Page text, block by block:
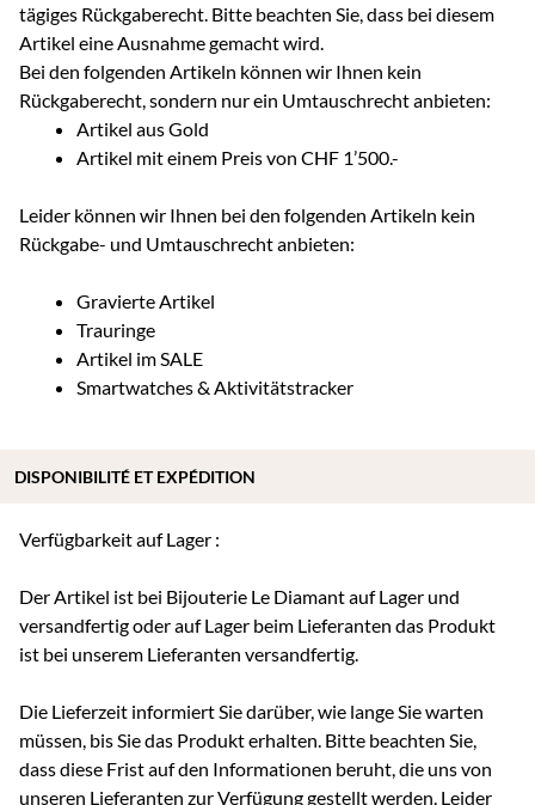
tägiges Rückgaberecht. Bitte beachten Sie, dass bei diesem
Artikel eine Ausnahme gemacht wird.
Bei den folgenden Artikeln können wir Ihnen kein
Rückgaberecht, sondern nur ein Umtauschrecht anbieten:
Artikel aus Gold
Artikel mit einem Preis von CHF 1’500.-
Leider können wir Ihnen bei den folgenden Artikeln kein
Rückgabe- und Umtauschrecht anbieten:
Gravierte Artikel
Trauringe
Artikel im SALE
Smartwatches & Aktivitätstracker
Verfügbarkeit auf Lager :
Der Artikel ist bei Bijouterie Le Diamant auf Lager und
versandfertig oder auf Lager beim Lieferanten das Produkt
ist bei unserem Lieferanten versandfertig.
Die Lieferzeit informiert Sie darüber, wie lange Sie warten
müssen, bis Sie das Produkt erhalten. Bitte beachten Sie,
dass diese Frist auf den Informationen beruht, die uns von
unseren Lieferanten zur Verfügung gestellt werden. Leider
DISPONIBILITÉ ET EXPÉDITION